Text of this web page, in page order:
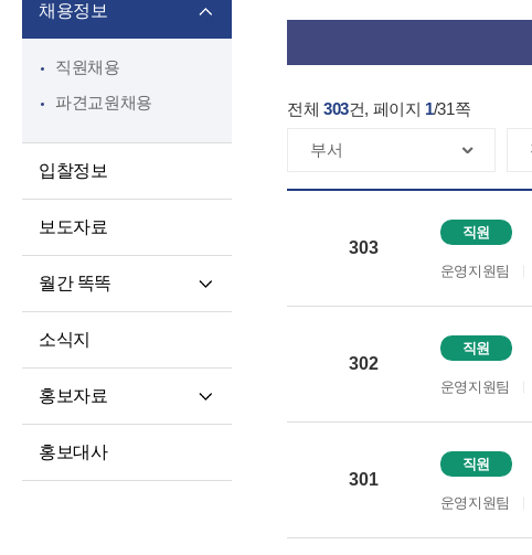
채용정보
직원채용
파견교원채용
입찰정보
보도자료
월간 똑똑
소식지
홍보자료
홍보대사
전체 303건, 페이지 1/31쪽
303
직원
운영지원팀
302
직원
운영지원팀
301
직원
운영지원팀